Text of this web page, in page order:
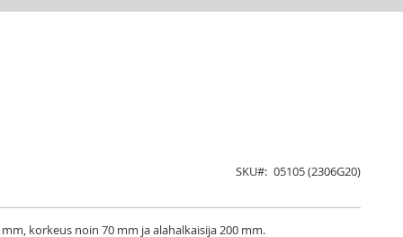
SKU 05105 (2306G20)
korkeus noin 70 mm ja alahalkaisija 200 mm.